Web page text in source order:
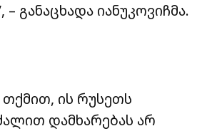
– განაცხადა იანუკოვიჩმა.
თქმით, ის რუსეთს
დამხარებას არ